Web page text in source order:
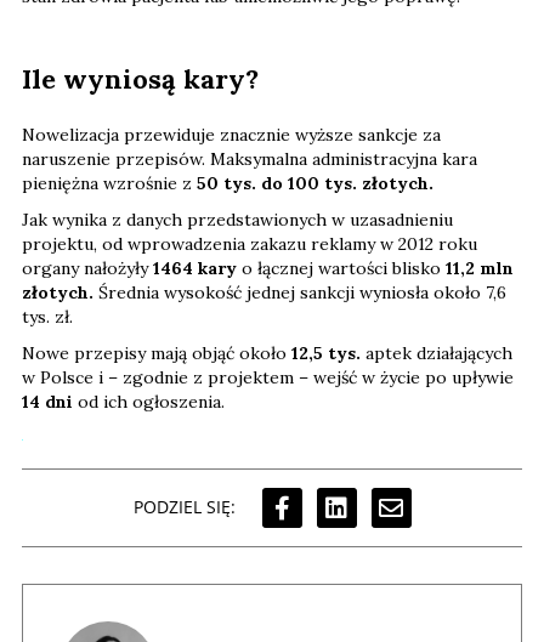
Ile wyniosą kary?
Nowelizacja przewiduje znacznie wyższe sankcje za
naruszenie przepisów. Maksymalna administracyjna kara
pieniężna wzrośnie z 50 tys. do 100 tys. złotych.
Jak wynika z danych przedstawionych w uzasadnieniu
projektu, od wprowadzenia zakazu reklamy w 2012 roku
organy nałożyły1464 kary o łącznej wartości blisko 11,2 mln
złotych. Średnia wysokość jednej sankcji wyniosła około 7,6
tys. zł.
Nowe przepisy mają objąć około 12,5 tys. aptek działających
w Polsce i – zgodnie z projektem – wejść w życie po upływie
14 dni od ich ogłoszenia.
PODZIEL SIĘ: